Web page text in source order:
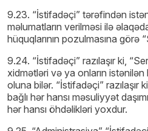
9.23. “İstifadəçi” tərəfindən
məlumatların verilməsi ilə
hüquqlarının pozulmasına görə
9.24. “İstifadəçi” razılaşır ki,
xidmətləri və ya onların
oluna bilər. “İstifadəçi” razılaşır
bağlı hər hansı məsuliyyət
hər hansı öhdəlikləri yoxdur.